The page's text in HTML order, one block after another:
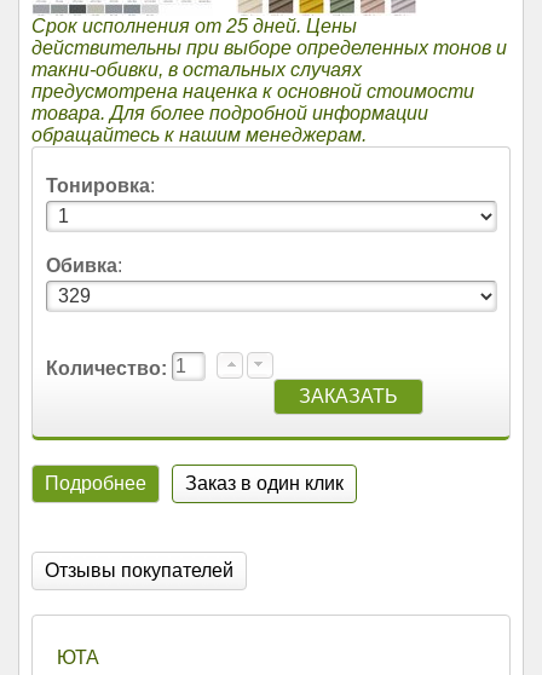
Срок исполнения от 25 дней. Цены
действительны при выборе определенных тонов и
такни-обивки, в остальных случаях
предусмотрена наценка к основной стоимости
товара. Для более подробной информации
обращайтесь к нашим менеджерам.
Тонировка:
Обивка:
Количество:
Подробнее Заказ в один клик
Отзывы покупателей
ЮТА